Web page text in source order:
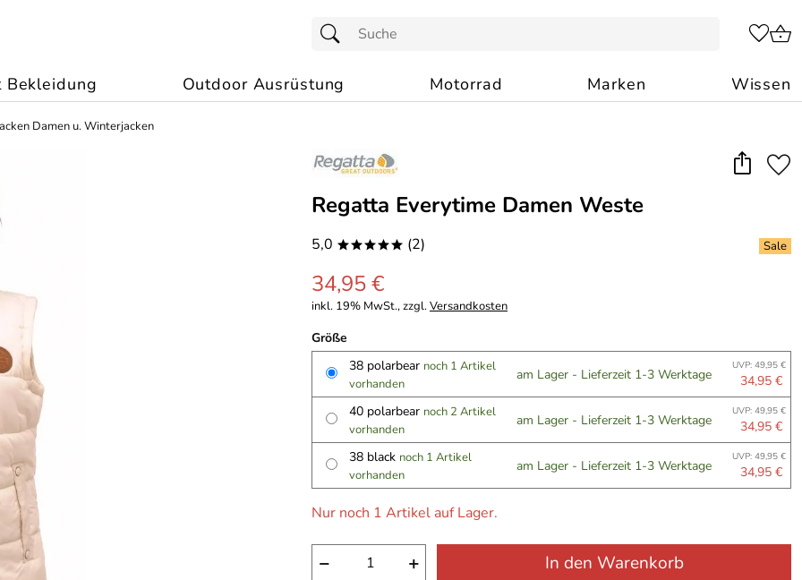
Bekleidung Outdoor Ausrüstung Motorrad Marken Wissen
Damen u. Winterjacken
Regatta Everytime Damen Weste
5,0 ***** (2)
34,95 €
inkl. 19% MwSt., zzgl.Versandkosten
Größe
38 polarbear noch 1 Artikel
vorhanden
am Lager - Lieferzeit 1-3 Werktage UVP: 49,95 €
34,95 €
40 polarbear noch 2 Artikel
vorhanden
am Lager - Lieferzeit 1-3 Werktage UVP: 49,95 €
34,95 €
38 black noch 1 Artikel
vorhanden
am Lager - Lieferzeit 1-3 Werktage UVP: 49,95 €
34,95 €
Nur noch 1 Artikel auf Lager.
− + In den Warenkorb